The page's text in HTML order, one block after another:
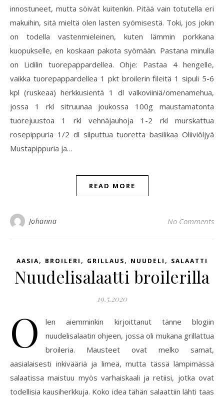
innostuneet, mutta söivät kuitenkin. Pitää vain totutella eri
makuihin, sitä mieltä olen lasten syömisestä. Toki, jos jokin
on todella vastenmieleinen, kuten lämmin porkkana
kuopukselle, en koskaan pakota syömään. Pastana minulla
on Lidilin tuorepappardellea. Ohje: Pastaa 4 hengelle,
vaikka tuorepappardellea 1 pkt broilerin fileitä 1 sipuli 5-6
kpl (ruskeaa) herkkusientä 1 dl valkoviiniä/omenamehua,
jossa 1 rkl sitruunaa joukossa 100g maustamatonta
tuorejuustoa 1 rkl vehnäjauhoja 1-2 rkl murskattua
rosepippuria 1/2 dl silputtua tuoretta basilikaa Oliiviöljyä
Mustapippuria ja…
READ MORE
Johanna No Comments
AASIA, BROILERI , GRILLAUS, NUUDELI , SALAATTI
Nuudelisalaatti broilerilla
19.5.2020
O
len aiemminkin kirjoittanut tänne blogiin
nuudelisalaatin ohjeen, jossa oli mukana grillattua
broileria. Mausteet ovat melko samat,
aasialaisesti inkivääriä ja limeä, mutta tässä lämpimässä
salaatissa maistuu myös varhaiskaali ja retiisi, jotka ovat
todellisia kausiherkkuja. Koko idea tähän salaattiin lähti taas